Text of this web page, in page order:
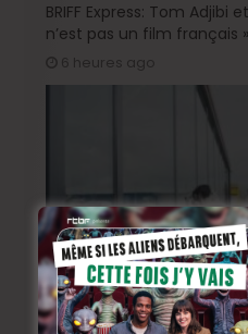
BRIFF Express: Tom Adjibi
n’est pas un film français
6 heures ago
BRIFF 2026: la